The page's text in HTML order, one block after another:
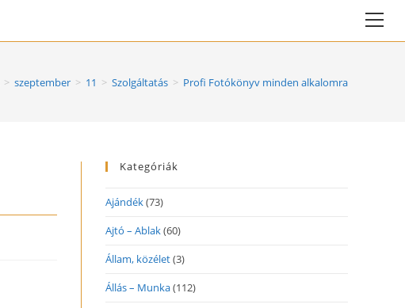
> szeptember > 11 > Szolgáltatás > Profi Fotókönyv minden alkalomra
Kategóriák
Ajándék(73)
Ajtó – Ablak(60)
Állam, közélet(3)
Állás – Munka(112)